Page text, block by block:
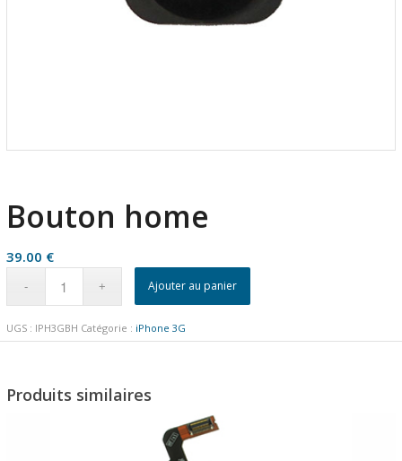
Bouton home
39.00 €
Ajouter au panier
UGS : IPH3GBH Catégorie : iPhone 3G
Produits similaires